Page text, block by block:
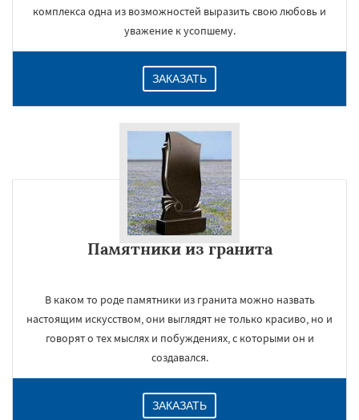
комплекса одна из возможностей выразить свою любовь и
уважение к усопшему.
ЗАКАЗАТЬ
Памятники из гранита
В каком то роде памятники из гранита можно назвать
настоящим искусством, они выглядят не только красиво, но и
говорят о тех мыслях и побуждениях, с которыми он и
создавался.
ЗАКАЗАТЬ